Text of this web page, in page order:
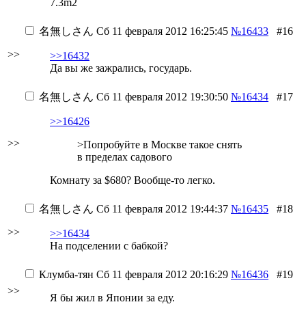
7.3m2
>>
名無しさん Сб 11 февраля 2012 16:25:45 №16433 #16
>>16432
Да вы же зажрались, государь.
>>
名無しさん Сб 11 февраля 2012 19:30:50 №16434 #17
>>16426
>Попробуйте в Москве такое снять
в пределах садового
Комнату за $680? Вообще-то легко.
>>
名無しさん Сб 11 февраля 2012 19:44:37 №16435 #18
>>16434
На подселении с бабкой?
>>
Клумба-тян Сб 11 февраля 2012 20:16:29 №16436
#19
Я бы жил в Японии за еду.